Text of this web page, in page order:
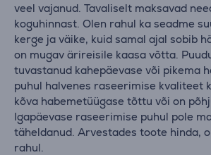
veel vajanud. Tavaliselt maksavad
koguhinnast. Olen rahul ka seadme
kerge ja väike, kuid samal ajal sobib
on mugav ärireisile kaasa võtta.
tuvastanud kahepäevase või pikema
puhul halvenes raseerimise kvaliteet
kõva habemetüügase tõttu või on
Igapäevase raseerimise puhul pole
täheldanud. Arvestades toote hinda,
rahul.